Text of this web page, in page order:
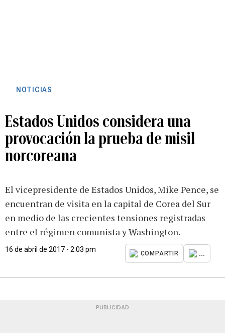
NOTICIAS
Estados Unidos considera una
provocación la prueba de misil
norcoreana
El vicepresidente de Estados Unidos, Mike Pence, se
encuentran de visita en la capital de Corea del Sur
en medio de las crecientes tensiones registradas
entre el régimen comunista y Washington.
16 de abril de 2017 - 2:03 pm
COMPARTIR ...
PUBLICIDAD